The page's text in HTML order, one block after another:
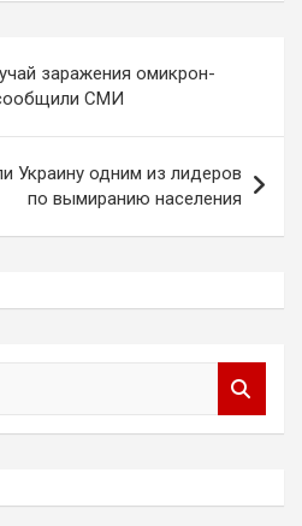
заражения омикрон-
СМИ
Украину одним из лидеров
по вымиранию населения